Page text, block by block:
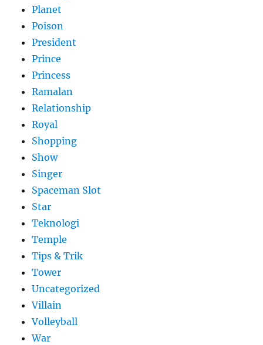
Planet
Poison
President
Prince
Princess
Ramalan
Relationship
Royal
Shopping
Show
Singer
Spaceman Slot
Star
Teknologi
Temple
Tips & Trik
Tower
Uncategorized
Villain
Volleyball
War